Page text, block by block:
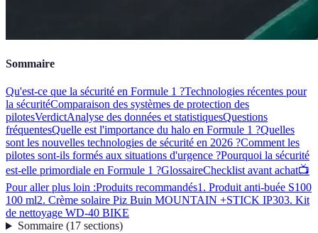
Sommaire
Qu'est-ce que la sécurité en Formule 1 ?Technologies récentes pour
la sécuritéComparaison des systèmes de protection des
pilotesVerdictAnalyse des données et statistiquesQuestions
fréquentesQuelle est l'importance du halo en Formule 1 ?Quelles
sont les nouvelles technologies de sécurité en 2026 ?Comment les
pilotes sont-ils formés aux situations d'urgence ?Pourquoi la sécurité
est-elle primordiale en Formule 1 ?GlossaireChecklist avant achat📺
Pour aller plus loin :Produits recommandés1. Produit anti-buée S100
100 ml2. Crème solaire Piz Buin MOUNTAIN +STICK IP303. Kit
de nettoyage WD-40 BIKE
Sommaire(17 sections)